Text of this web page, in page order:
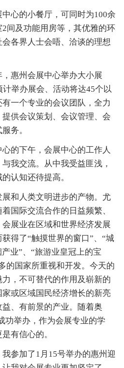
心的小餐厅，可同时为100余
间及功能用房等，其优雅的环
各界人士会唔、洽谈的理想
惠州会展中心举办大小展
举办展会、活动将达45个以
一个专业的会议团队，全力
供会议策划、会议管理、会
务。
的下午，会展中心的工作人
我交流。从中我受益匪浅，
认知还待提高。
和人类文明进步的产物。尤
国际交流合作的日益频繁、
展业在区域和世界经济发展
得了“触摸世界的窗口”、“城
业”、“旅游业皇冠上的宝
的国家所重视和开发。今天的
，不可替代的作用及崭新的
或区域国民经济增长的新亮
、有前景的产业。随着奥
功举办，作为会展专业的学
有信心的。
加了1月15号举办的惠州迎